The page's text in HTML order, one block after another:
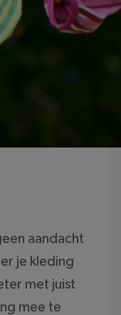
aandacht
je kleding
met juist
mee te